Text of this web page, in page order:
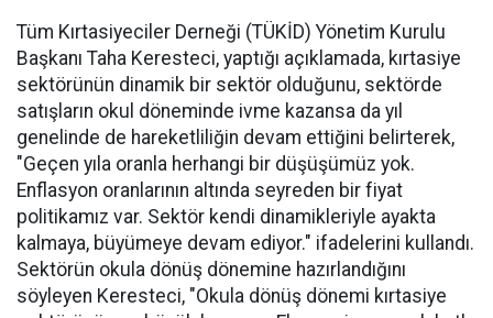
Tüm Kırtasiyeciler Derneği (TÜKİD) Yönetim Kurulu
Başkanı Taha Keresteci, yaptığı açıklamada, kırtasiye
sektörünün dinamik bir sektör olduğunu, sektörde
satışların okul döneminde ivme kazansa da yıl
genelinde de hareketliliğin devam ettiğini belirterek,
"Geçen yıla oranla herhangi bir düşüşümüz yok.
Enflasyon oranlarının altında seyreden bir fiyat
politikamız var. Sektör kendi dinamikleriyle ayakta
kalmaya, büyümeye devam ediyor." ifadelerini kullandı.
Sektörün okula dönüş dönemine hazırlandığını
söyleyen Keresteci, "Okula dönüş dönemi kırtasiye